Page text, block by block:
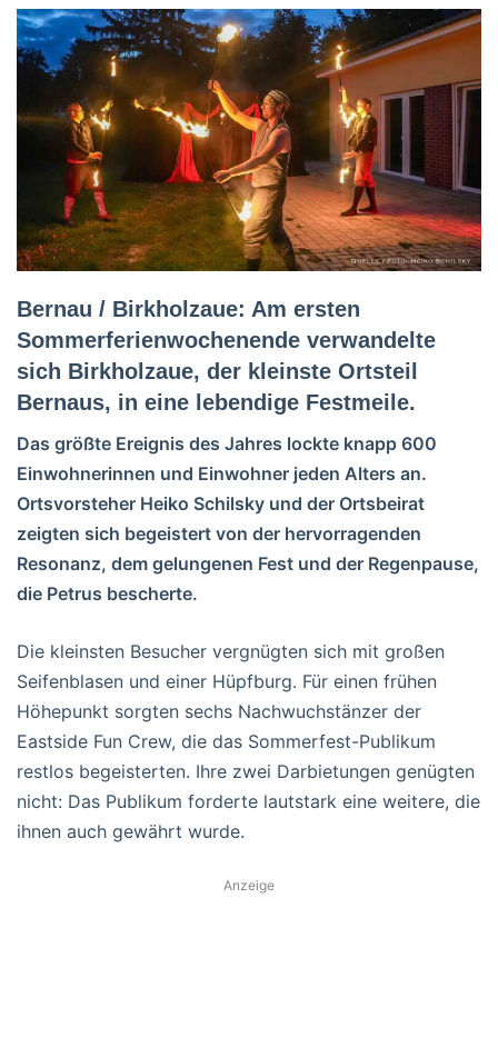
Bernau / Birkholzaue: Am ersten
Sommerferienwochenende verwandelte
sich Birkholzaue, der kleinste Ortsteil
Bernaus, in eine lebendige Festmeile.
Das größte Ereignis des Jahres lockte knapp 600
Einwohnerinnen und Einwohner jeden Alters an.
Ortsvorsteher Heiko Schilsky und der Ortsbeirat
zeigten sich begeistert von der hervorragenden
Resonanz, dem gelungenen Fest und der Regenpause,
die Petrus bescherte.
Die kleinsten Besucher vergnügten sich mit großen
Seifenblasen und einer Hüpfburg. Für einen frühen
Höhepunkt sorgten sechs Nachwuchstänzer der
Eastside Fun Crew, die das Sommerfest-Publikum
restlos begeisterten. Ihre zwei Darbietungen genügten
nicht: Das Publikum forderte lautstark eine weitere, die
ihnen auch gewährt wurde.
Anzeige